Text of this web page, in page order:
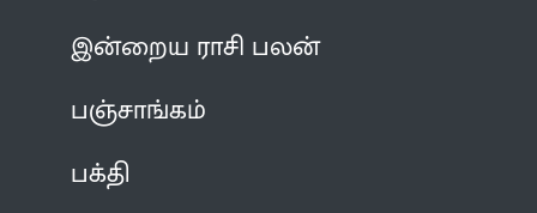
இன்றைய ராசி பலன்
பஞ்சாங்கம்
பக்தி